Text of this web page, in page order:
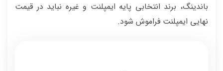
باندینگ، برند انتخابی پایه ایمپلنت و غیره نباید در قیمت
نهایی ایمپلنت فراموش شود.